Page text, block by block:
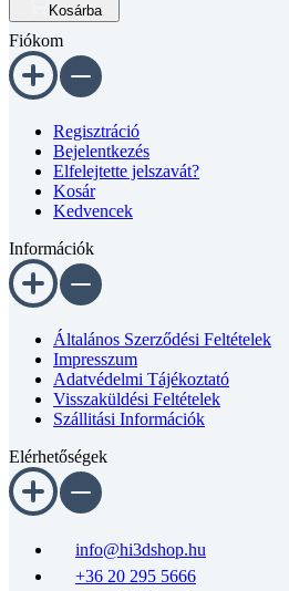
kulcsnyílású
csavar
DIN
7991~
10.9
horganyzott
M8x16
mennyiség
Kosárba
Fiókom
Regisztráció
Bejelentkezés
Elfelejtette jelszavát?
Kosár
Kedvencek
Információk
Általános Szerződési Feltételek
Impresszum
Adatvédelmi Tájékoztató
Visszaküldési Feltételek
Szállitási Információk
Elérhetőségek
info@hi3dshop.hu
+36 20 295 5666